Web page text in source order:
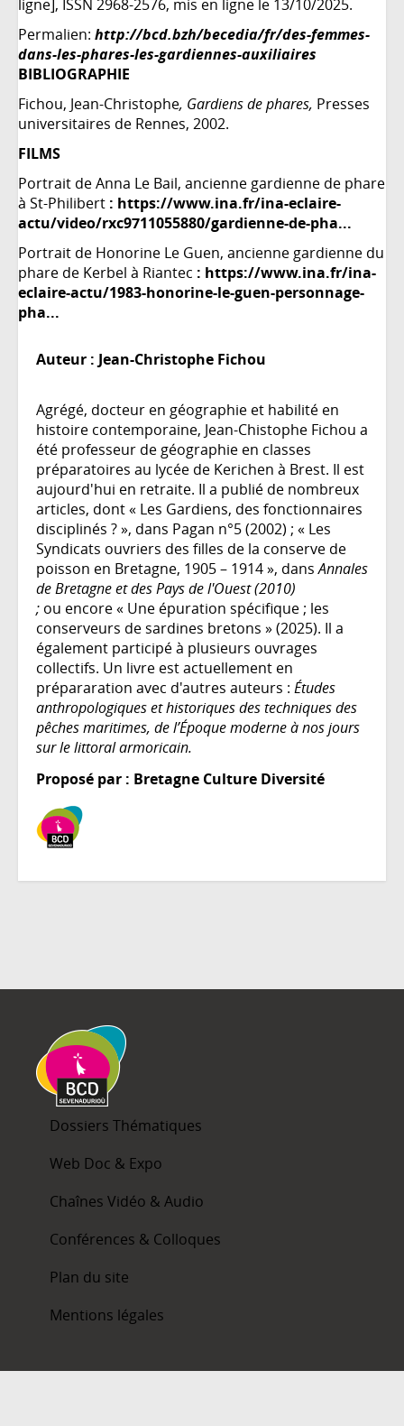
ligne], ISSN 2968-2576, mis en ligne le 13/10/2025.
Permalien: http://bcd.bzh/becedia/fr/des-femmes-
dans-les-phares-les-gardiennes-auxiliaires
BIBLIOGRAPHIE
Fichou, Jean-Christophe, Gardiens de phares, Presses
universitaires de Rennes, 2002.
FILMS
Portrait de Anna Le Bail, ancienne gardienne de phare
à St-Philibert : https://www.ina.fr/ina-eclaire-
actu/video/rxc9711055880/gardienne-de-pha...
Portrait de Honorine Le Guen, ancienne gardienne du
phare de Kerbel à Riantec : https://www.ina.fr/ina-
eclaire-actu/1983-honorine-le-guen-personnage-
pha...
Auteur : Jean-Christophe Fichou
Agrégé, docteur en géographie et habilité en
histoire contemporaine, Jean-Chistophe Fichou a
été professeur de géographie en classes
préparatoires au lycée de Kerichen à Brest. Il est
aujourd'hui en retraite. Il a publié de nombreux
articles, dont « Les Gardiens, des fonctionnaires
disciplinés ? », dans Pagan n°5 (2002) ; « Les
Syndicats ouvriers des filles de la conserve de
poisson en Bretagne, 1905 – 1914 », dansAnnales
de Bretagne et des Pays de l'Ouest (2010)
; ou encore « Une épuration spécifique ; les
conserveurs de sardines bretons » (2025). Il a
également participé à plusieurs ouvrages
collectifs. Un livre est actuellement en
prépararation avec d'autres auteurs : Études
anthropologiques et historiques des techniques des
pêches maritimes, de l’Époque moderne à nos jours
sur le littoral armoricain.
Proposé par : Bretagne Culture Diversité
Dossiers Thématiques
Web Doc & Expo
Chaînes Vidéo & Audio
Conférences & Colloques
Plan du site
Mentions légales